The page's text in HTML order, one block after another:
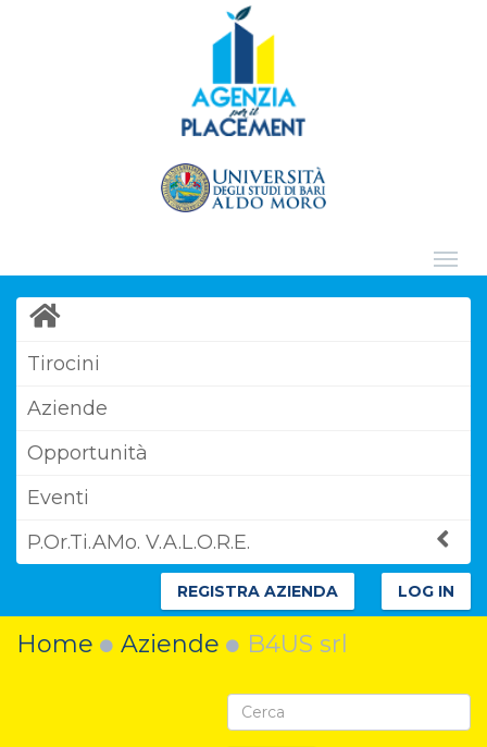
Tirocini
Aziende
Opportunità
Eventi
P.Or.Ti.AMo. V.A.L.O.R.E.
REGISTRA AZIENDA LOG IN
Home Aziende B4US srl